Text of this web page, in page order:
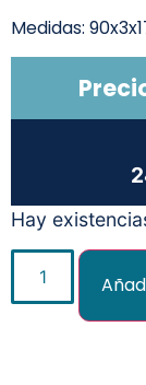
Medidas:
Hay